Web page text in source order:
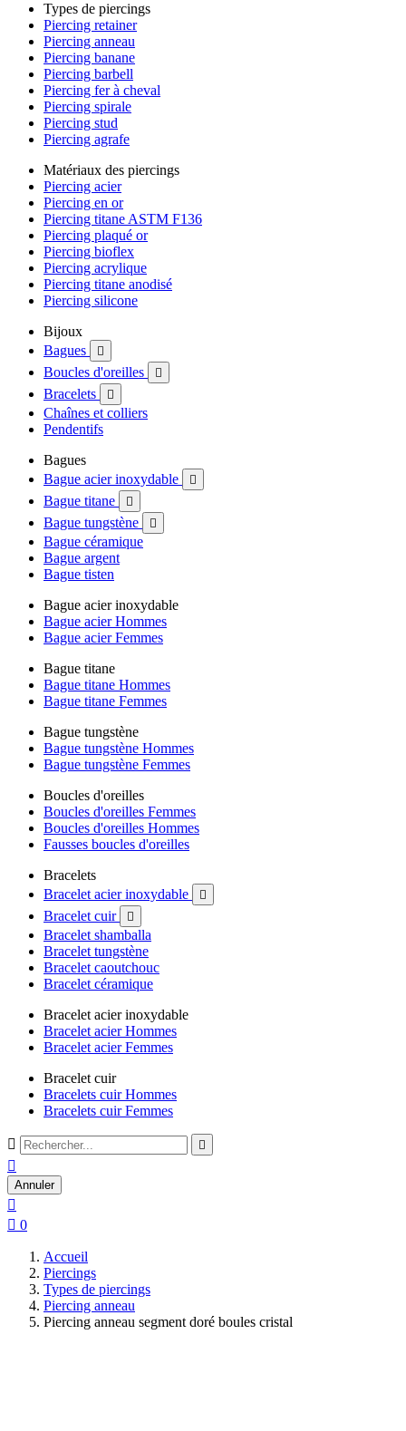
Types de piercings
Piercing retainer
Piercing anneau
Piercing banane
Piercing barbell
Piercing fer à cheval
Piercing spirale
Piercing stud
Piercing agrafe
Matériaux des piercings
Piercing acier
Piercing en or
Piercing titane ASTM F136
Piercing plaqué or
Piercing bioflex
Piercing acrylique
Piercing titane anodisé
Piercing silicone
Bijoux
Bagues

Boucles d'oreilles 
Bracelets 
Chaînes et colliers
Pendentifs
Bagues
Bague acier inoxydable

Bague titane 
Bague tungstène 
Bague céramique
Bague argent
Bague tisten
Bague acier inoxydable
Bague acier Hommes
Bague acier Femmes
Bague titane
Bague titane Hommes
Bague titane Femmes
Bague tungstène
Bague tungstène Hommes
Bague tungstène Femmes
Boucles d'oreilles
Boucles d'oreilles Femmes
Boucles d'oreilles Hommes
Fausses boucles d'oreilles
Bracelets
Bracelet acier inoxydable

Bracelet cuir 
Bracelet shamballa
Bracelet tungstène
Bracelet caoutchouc
Bracelet céramique
Bracelet acier inoxydable
Bracelet acier Hommes
Bracelet acier Femmes
Bracelet cuir
Bracelets cuir Hommes
Bracelets cuir Femmes
 

Annuler

 0
Accueil
Piercings
Types de piercings
Piercing anneau
Piercing anneau segment doré boules cristal